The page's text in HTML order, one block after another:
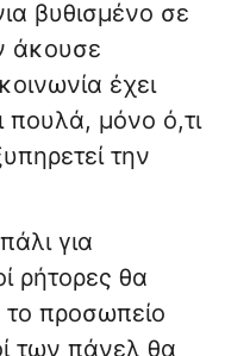
βυθισμένο σε
άκουσε
έχει
πουλά, μόνο ό,τι
την
για
ρήτορες θα
το προσωπείο
των πάνελ θα